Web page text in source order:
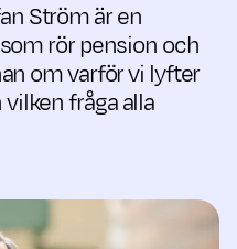
Ström är en
rör pension och
om varför vi lyfter
fråga alla